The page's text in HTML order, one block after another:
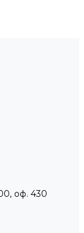
оф. 430